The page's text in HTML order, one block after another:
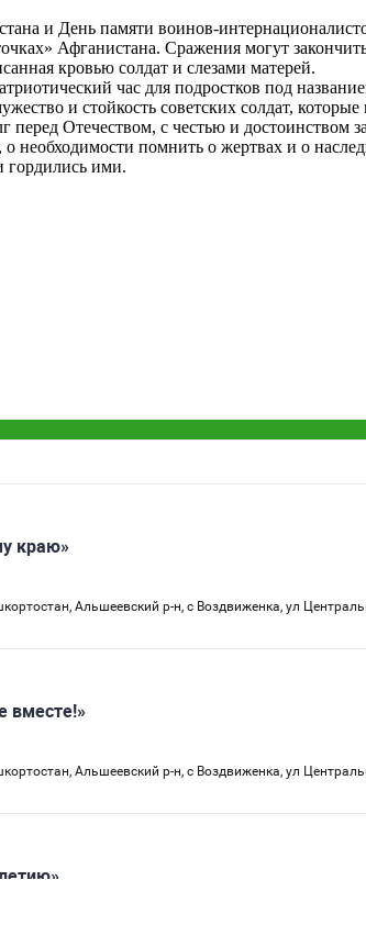
и День памяти воинов-
Афганистана. Сражения могут
кровью солдат и слезами матерей.
час для подростков под
и стойкость советских солдат,
перед Отечеством, с честью и
необходимости помнить о жертвах и о
гордились ими.